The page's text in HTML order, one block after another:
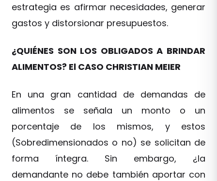
estrategia es afirmar necesidades, generar
gastos y distorsionar presupuestos.
¿QUIÉNES SON LOS OBLIGADOS A BRINDAR
ALIMENTOS? El CASO CHRISTIAN MEIER
En una gran cantidad de demandas de
alimentos se señala un monto o un
porcentaje de los mismos, y estos
(Sobredimensionados o no) se solicitan de
forma íntegra. Sin embargo, ¿la
demandante no debe también aportar con